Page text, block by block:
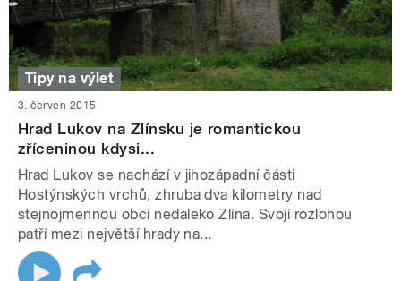
Tipy na výlet
3. červen 2015
Hrad Lukov na Zlínsku je romantickou
zříceninou kdysi...
Hrad Lukov se nachází v jihozápadní části
Hostýnských vrchů, zhruba dva kilometry nad
stejnojmennou obcí nedaleko Zlína. Svojí rozlohou
patří mezi největší hrady na...